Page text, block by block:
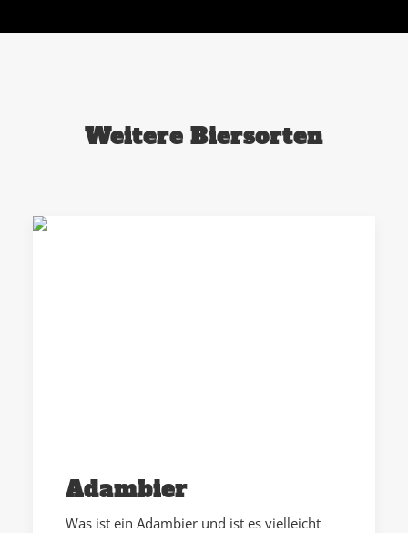
Weitere Biersorten
Adambier
Was ist ein Adambier und ist es vielleicht